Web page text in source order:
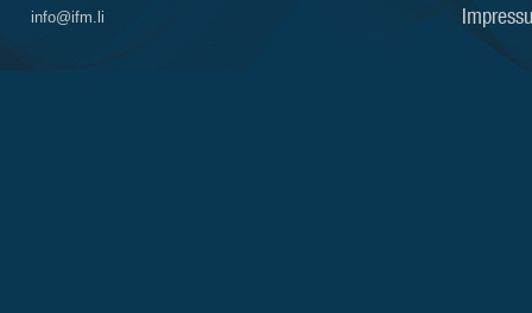
info@ifm.li